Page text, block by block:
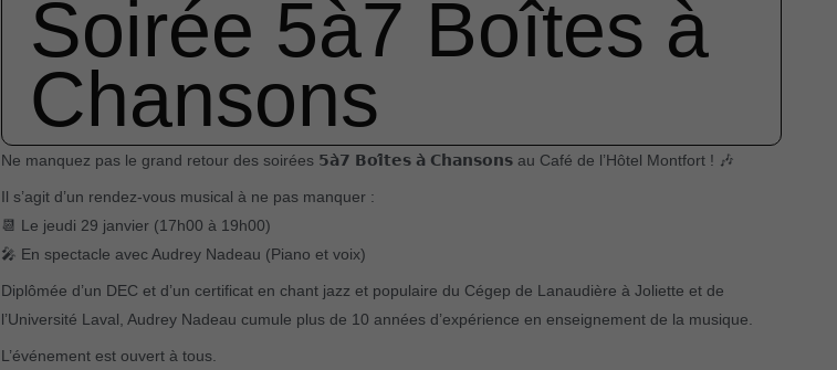
Soirée 5à7 Boîtes à
Chansons
Ne manquez pas le grand retour des soirées 𝟱𝗮̀𝟳 𝗕𝗼𝗶̂𝘁𝗲𝘀 𝗮̀ 𝗖𝗵𝗮𝗻𝘀𝗼𝗻𝘀 au Café de l’Hôtel Montfort ! 🎶
Il s’agit d’un rendez-vous musical à ne pas manquer :
📆 Le jeudi 29 janvier (17h00 à 19h00)
🎤 En spectacle avec Audrey Nadeau (Piano et voix)
Diplômée d’un DEC et d’un certificat en chant jazz et populaire du Cégep de Lanaudière à Joliette et de
l’Université Laval, Audrey Nadeau cumule plus de 10 années d’expérience en enseignement de la musique.
L’événement est ouvert à tous.